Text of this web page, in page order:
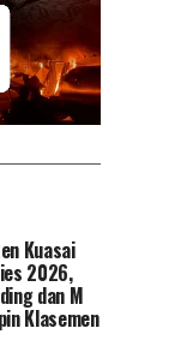
Kuasai
2026,
dan M
Klasemen